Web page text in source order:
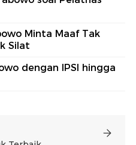
Minta Maaf Tak
Silat
dengan IPSI hingga